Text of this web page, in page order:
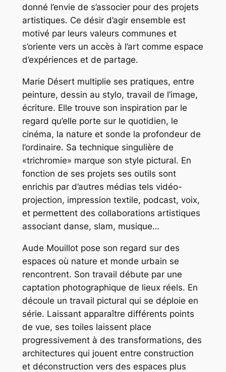
donné l’envie de s’associer pour des projets
artistiques. Ce désir d’agir ensemble est
motivé par leurs valeurs communes et
s’oriente vers un accès à l’art comme espace
d’expériences et de partage.
Marie Désert multiplie ses pratiques, entre
peinture, dessin au stylo, travail de l’image,
écriture. Elle trouve son inspiration par le
regard qu’elle porte sur le quotidien, le
cinéma, la nature et sonde la profondeur de
l’ordinaire. Sa technique singulière de
«trichromie» marque son style pictural. En
fonction de ses projets ses outils sont
enrichis par d’autres médias tels vidéo-
projection, impression textile, podcast, voix,
et permettent des collaborations artistiques
associant danse, slam, musique…
Aude Mouillot pose son regard sur des
espaces où nature et monde urbain se
rencontrent. Son travail débute par une
captation photographique de lieux réels. En
découle un travail pictural qui se déploie en
série. Laissant apparaître différents points
de vue, ses toiles laissent place
progressivement à des transformations, des
architectures qui jouent entre construction
et déconstruction vers des espaces plus